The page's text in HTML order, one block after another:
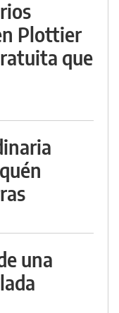
Plottier
que
una